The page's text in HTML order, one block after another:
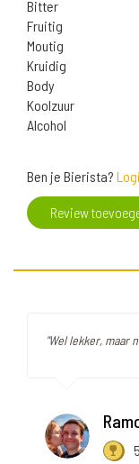
Bitter
Fruitig
Moutig
Kruidig
Body
Koolzuur
Alcohol
Ben je Bierista?
Review
"Wel lekker, maar